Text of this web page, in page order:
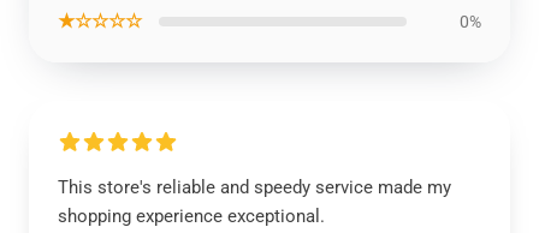
★☆☆☆☆ 0%
This store's reliable and speedy service made my
shopping experience exceptional.